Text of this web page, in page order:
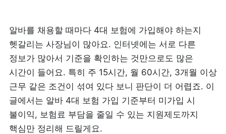
포스 프로그램
고객관리
프랜차이즈
키오스크
픽업주문
테이블주문
알바를 채용할 때마다 4대 보험에 가입해야 하는지
헷갈리는 사장님이 많아요. 인터넷에는 서로 다른
정보가 많아서 기준을 확인하는 것만으로도 많은
시간이 들어요. 특히 주 15시간, 월 60시간, 3개월 이상
근무 같은 조건이 섞여 있다 보니 판단이 더 어렵죠. 이
글에서는 알바 4대 보험 가입 기준부터 미가입 시
불이익, 보험료 부담을 줄일 수 있는 지원제도까지
핵심만 정리해 드릴게요.